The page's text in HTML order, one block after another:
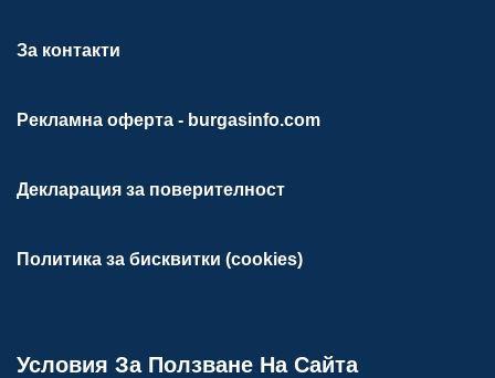
За контакти
Рекламна оферта - burgasinfo.com
Декларация за поверителност
Политика за бисквитки (cookies)
Условия За Ползване На Сайта